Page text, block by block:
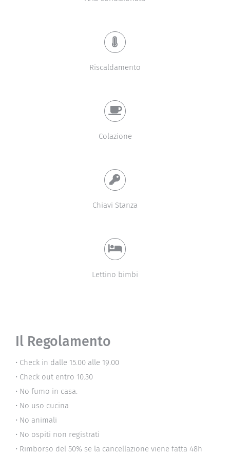
Riscaldamento
Colazione
Chiavi Stanza
Lettino bimbi
Il Regolamento
• Check in dalle 15.00 alle 19.00
• Check out entro 10.30
• No fumo in casa.
• No uso cucina
• No animali
• No ospiti non registrati
• Rimborso del 50% se la cancellazione viene fatta 48h